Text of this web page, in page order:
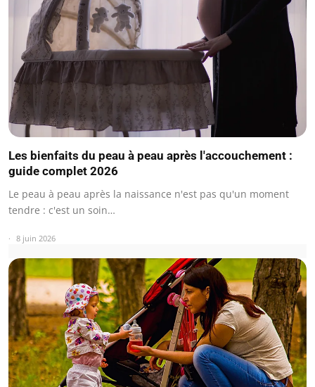
Les bienfaits du peau à peau après l'accouchement :
guide complet 2026
Le peau à peau après la naissance n'est pas qu'un moment
tendre : c'est un soin…
8 juin 2026